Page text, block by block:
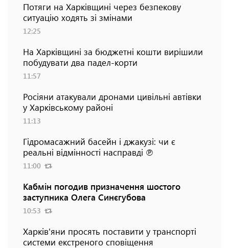
Потяги на Харківщині через безпекову
ситуацію ходять зі змінами
12:25
На Харківщині за бюджетні кошти вирішили
побудувати два падел-корти
11:57
Росіяни атакували дронами цивільні автівки
у Харківському районі
11:13
Гідромасажний басейн і джакузі: чи є
реальні відмінності насправді ℗
11:00
Кабмін погодив призначення шостого
заступника Олега Синєгубова
10:53
Харків'яни просять поставити у транспорті
системи екстреного сповіщення